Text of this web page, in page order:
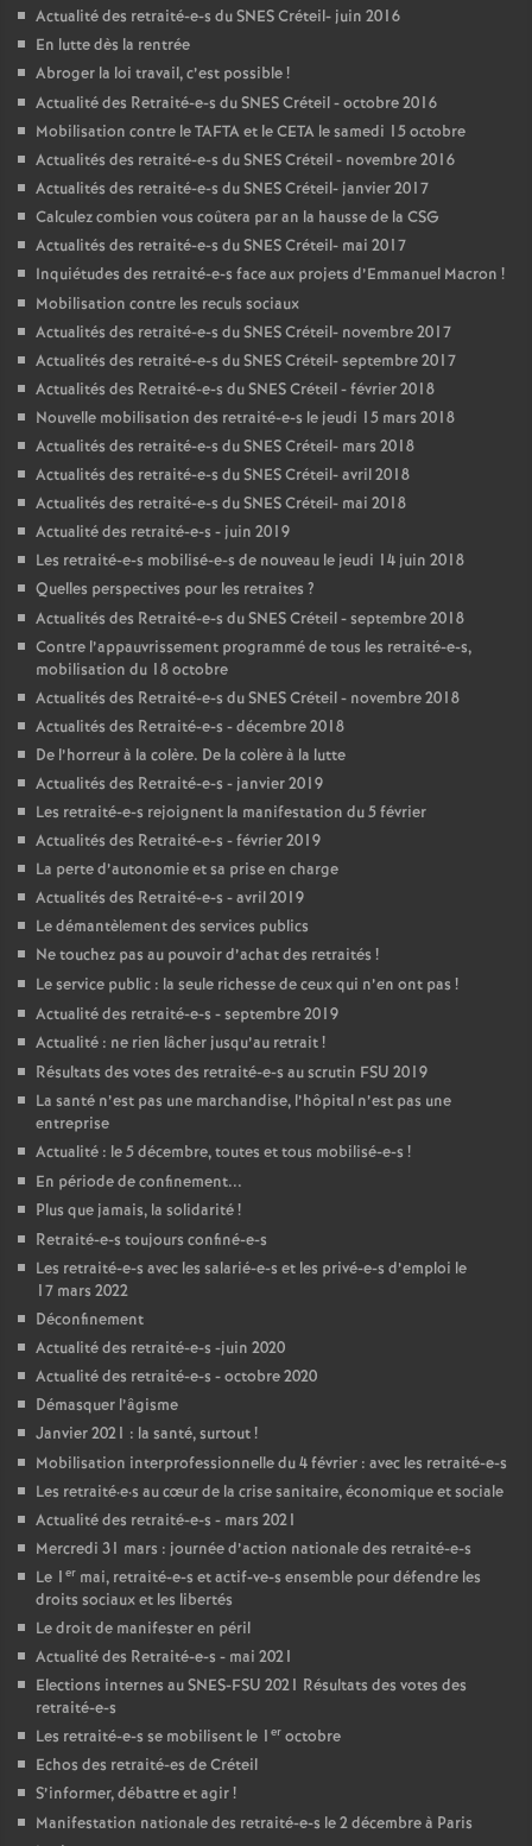
Actualité des retraité-e-s duSNESCréteil- juin 2016
En lutte dès la rentrée
Abroger la loi travail, c’est possible!
Actualité des Retraité-e-s duSNESCréteil - octobre 2016
Mobilisation contre leTAFTAet leCETA le samedi 15 octobre
Actualités des retraité-e-s duSNESCréteil - novembre 2016
Actualités des retraité-e-s duSNESCréteil- janvier 2017
Calculez combien vous coûtera par an la hausse de la CSG
Actualités des retraité-e-s duSNESCréteil- mai 2017
Inquiétudes des retraité-e-s face aux projets d’Emmanuel Macron !
Mobilisation contre les reculs sociaux
Actualités des retraité-e-s duSNESCréteil- novembre 2017
Actualités des retraité-e-s duSNESCréteil- septembre 2017
Actualités des Retraité-e-s duSNESCréteil - février 2018
Nouvelle mobilisation des retraité-e-s le jeudi 15 mars 2018
Actualités des retraité-e-s duSNESCréteil- mars 2018
Actualités des retraité-e-s duSNESCréteil- avril 2018
Actualités des retraité-e-s duSNESCréteil- mai 2018
Actualité des retraité-e-s - juin 2019
Les retraité-e-s mobilisé-e-s de nouveau le jeudi 14 juin 2018
Quelles perspectives pour les retraites ?
Actualités des Retraité-e-s duSNESCréteil - septembre 2018
Contre l’appauvrissement programmé de tous les retraité-e-s,
mobilisation du 18 octobre
Actualités des Retraité-e-s duSNESCréteil - novembre 2018
Actualités des Retraité-e-s - décembre 2018
De l’horreur à la colère. De la colère à la lutte
Actualités des Retraité-e-s - janvier 2019
Les retraité-e-s rejoignent la manifestation du 5 février
Actualités des Retraité-e-s - février 2019
La perte d’autonomie et sa prise en charge
Actualités des Retraité-e-s - avril 2019
Le démantèlement des services publics
Ne touchez pas au pouvoir d’achat des retraités !
Le service public : la seule richesse de ceux qui n’en ont pas !
Actualité des retraité-e-s - septembre 2019
Actualité : ne rien lâcher jusqu’au retrait!
Résultats des votes des retraité-e-s au scrutin FSU 2019
La santé n’est pas une marchandise, l’hôpital n’est pas une
entreprise
Actualité : le 5 décembre, toutes et tous mobilisé-e-s !
En période de confinement...
Plus que jamais, la solidarité!
Retraité-e-s toujours confiné-e-s
Les retraité-e-s avec les salarié-e-s et les privé-e-s d’emploi le
17 mars 2022
Déconfinement
Actualité des retraité-e-s -juin 2020
Actualité des retraité-e-s - octobre 2020
Démasquer l’âgisme
Janvier 2021 : la santé, surtout!
Mobilisation interprofessionnelle du 4 février : avec les retraité-e-s
Les retraité·e·s au cœur de la crise sanitaire, économique et sociale
Actualité des retraité-e-s - mars 2021
Mercredi 31 mars : journée d’action nationale des retraité-e-s
Le 1 er mai, retraité-e-s et actif-ve-s ensemble pour défendre les
droits sociaux et les libertés
Le droit de manifester en péril
Actualité des Retraité-e-s - mai 2021
Elections internes auSNES-FSU 2021 Résultats des votes des
retraité-e-s
Les retraité-e-s se mobilisent le 1 er octobre
Echos des retraité-es de Créteil
S’informer, débattre et agir!
Manifestation nationale des retraité-e-s le 2 décembre à Paris